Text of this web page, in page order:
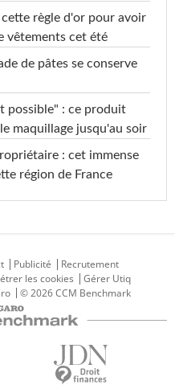
règle d'or pour avoir
vêtements cet été
de pâtes se conserve
possible" : ce produit
maquillage jusqu'au soir
: cet immense
région de France
Publicité
Recrutement
les cookies
Gérer Utiq
© 2026 CCM Benchmark